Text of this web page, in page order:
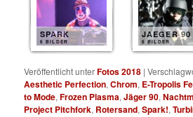
SPARK
6 BILDER
JAEGER 90
6 BILDER
Veröffentlicht unterFotos 2018 |
Aesthetic Perfection,Chrom, E-Tropolis
to Mode,Frozen Plasma,Jäger 90,
Project Pitchfork, Rotersand,Spark!,